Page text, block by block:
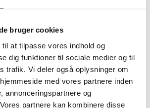
bruger cookies
at tilpasse vores indhold og
dig funktioner til sociale medier og til
trafik. Vi deler også oplysninger om
med vores partnere inden
annonceringspartnere og
partnere kan kombinere disse
grill
Ventetid
timer